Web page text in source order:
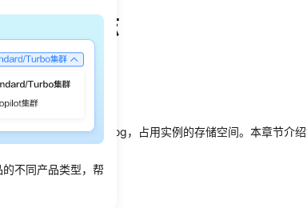
不同产品类型，帮
Binlog日志
04-13 GMT+08:00
存储在实例本地的Binlog，占用实例的存储空间。本章节介